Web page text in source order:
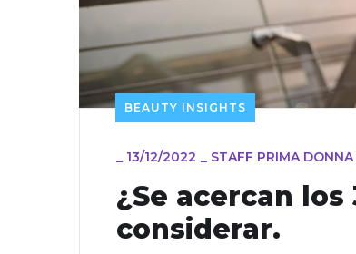
BEAUTY INSIGHTS
_ 13/12/2022 _ STAFF PRIMA DONNA
¿Se acercan
considerar.